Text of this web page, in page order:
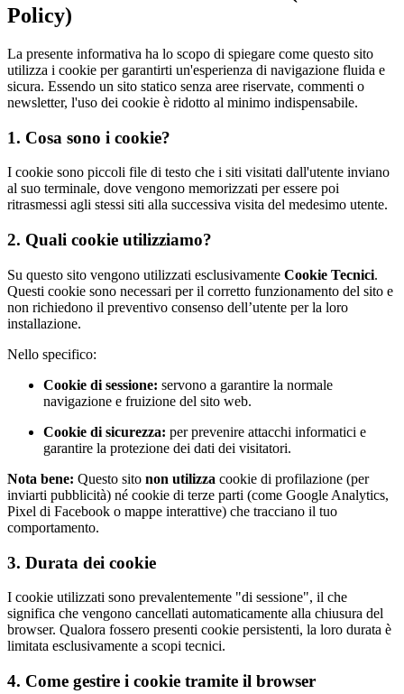
Policy)
La presente informativa ha lo scopo di spiegare come questo sito
utilizza i cookie per garantirti un'esperienza di navigazione fluida e
sicura. Essendo un sito statico senza aree riservate, commenti o
newsletter, l'uso dei cookie è ridotto al minimo indispensabile.
1. Cosa sono i cookie?
I cookie sono piccoli file di testo che i siti visitati dall'utente inviano
al suo terminale, dove vengono memorizzati per essere poi
ritrasmessi agli stessi siti alla successiva visita del medesimo utente.
2. Quali cookie utilizziamo?
Su questo sito vengono utilizzati esclusivamente Cookie Tecnici.
Questi cookie sono necessari per il corretto funzionamento del sito e
non richiedono il preventivo consenso dell’utente per la loro
installazione.
Nello specifico:
Cookie di sessione: servono a garantire la normale
navigazione e fruizione del sito web.
Cookie di sicurezza: per prevenire attacchi informatici e
garantire la protezione dei dati dei visitatori.
Nota bene: Questo sito non utilizza cookie di profilazione (per
inviarti pubblicità) né cookie di terze parti (come Google Analytics,
Pixel di Facebook o mappe interattive) che tracciano il tuo
comportamento.
3. Durata dei cookie
I cookie utilizzati sono prevalentemente "di sessione", il che
significa che vengono cancellati automaticamente alla chiusura del
browser. Qualora fossero presenti cookie persistenti, la loro durata è
limitata esclusivamente a scopi tecnici.
4. Come gestire i cookie tramite il browser